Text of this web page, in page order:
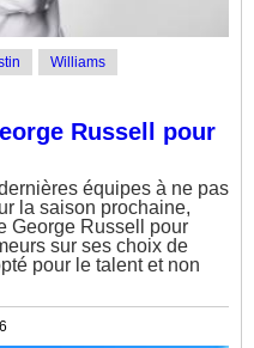
Williams
Russell pour
équipes à ne pas
la saison prochaine,
George Russell pour
sur ses choix de
pour le talent et non